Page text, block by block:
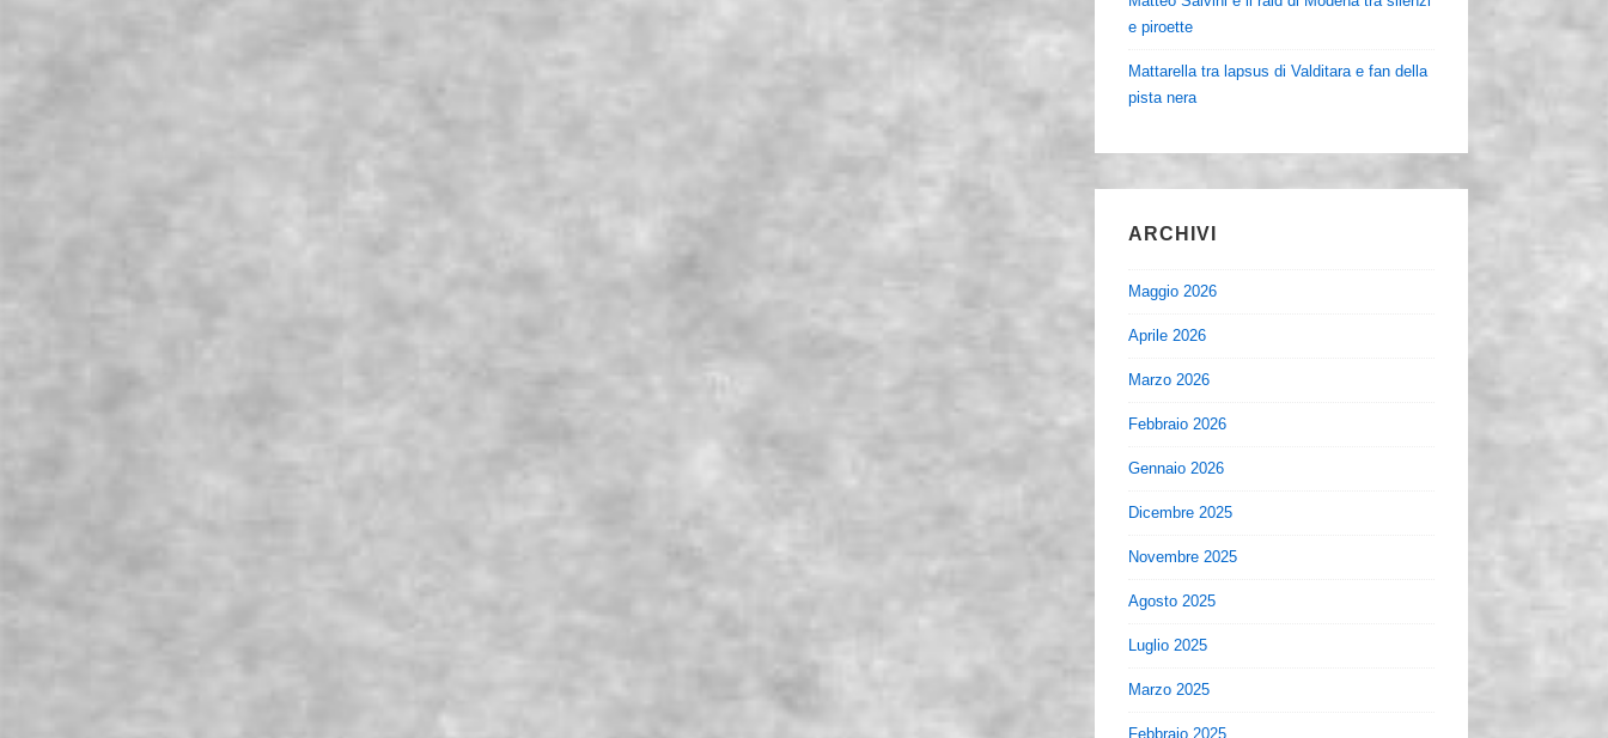
e piroette
Mattarella tra lapsus di Valditara e fan della
pista nera
ARCHIVI
Maggio 2026
Aprile 2026
Marzo 2026
Febbraio 2026
Gennaio 2026
Dicembre 2025
Novembre 2025
Agosto 2025
Luglio 2025
Marzo 2025
Febbraio 2025